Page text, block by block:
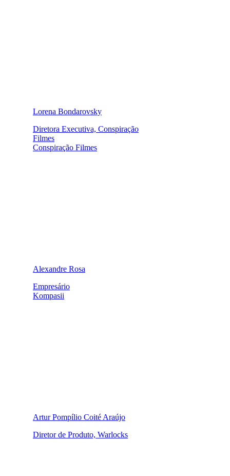
Lorena Bondarovsky
Diretora Executiva, Conspiração
Filmes
Conspiração Filmes
Alexandre Rosa
Empresário
Kompasii
Artur Pompílio Coité Araújo
Diretor de Produto, Warlocks